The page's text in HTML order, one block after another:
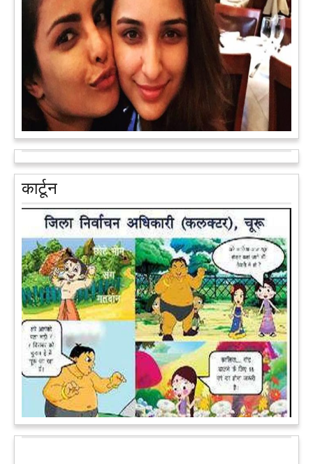
देश के कोने-कोने में घूमकर नए स्टार्ट अप स्थापित करने की चाह रखने
वाले युवाओं से संपर्क कर रही है।आगे पढ़ें
आरक्षण के विरोध में राजा भैया बोले, प्रमोशन का आधार गुणवत्ता और
वरिष्ठता हो, जाति नहीं
प्रतापगढ़ के कुंडा से बाहुबली विधायक रघुराज प्रताप सिंह उर्फ राजा भैया ने
शुक्रवार को लखनऊ में प्रेस कांफ्रेंस कर नई राजनीतिक पार्टी बनाने की
आधिकारिक घोषणा करते हुए पार्टी के मुद्दों के बारे में बताया.आगे पढ़ें
पेट पकड़ कर हंसने पर मजबूर हो जायेंगे आप जानवरों की ये अदाएं देखकर
कल्पना कीजिये उस दृश्य की, जिसमें कोई गिलहरी किसी मेंढक के साथ
लिप-लॉक कर रही हो। गिलहरी झूला झूल रही हो।आगे पढ़ें
कार्टून